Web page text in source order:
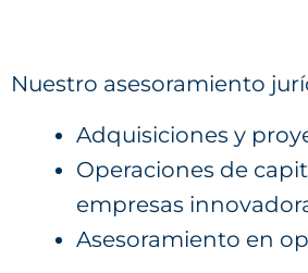
Nuestro asesoramiento
Adquisiciones y
Operaciones de
empresas
Asesoramiento en